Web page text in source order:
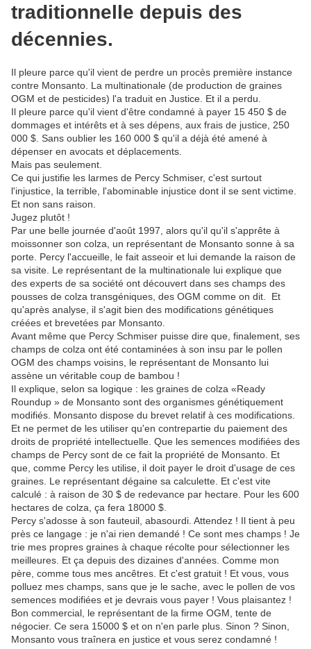
traditionnelle depuis des
décennies.
Il pleure parce qu'il vient de perdre un procès première instance
contre Monsanto. La multinationale (de production de graines
OGM et de pesticides) l'a traduit en Justice. Et il a perdu.
Il pleure parce qu'il vient d'être condamné à payer 15 450 $ de
dommages et intérêts et à ses dépens, aux frais de justice, 250
000 $. Sans oublier les 160 000 $ qu'il a déjà été amené à
dépenser en avocats et déplacements.
Mais pas seulement.
Ce qui justifie les larmes de Percy Schmiser, c'est surtout
l'injustice, la terrible, l'abominable injustice dont il se sent victime.
Et non sans raison.
Jugez plutôt !
Par une belle journée d'août 1997, alors qu'il qu'il s'apprête à
moissonner son colza, un représentant de Monsanto sonne à sa
porte. Percy l'accueille, le fait asseoir et lui demande la raison de
sa visite. Le représentant de la multinationale lui explique que
des experts de sa société ont découvert dans ses champs des
pousses de colza transgéniques, des OGM comme on dit. Et
qu'après analyse, il s'agit bien des modifications génétiques
créées et brevetées par Monsanto.
Avant même que Percy Schmiser puisse dire que, finalement, ses
champs de colza ont été contaminées à son insu par le pollen
OGM des champs voisins, le représentant de Monsanto lui
assène un véritable coup de bambou !
Il explique, selon sa logique : les graines de colza «Ready
Roundup » de Monsanto sont des organismes génétiquement
modifiés. Monsanto dispose du brevet relatif à ces modifications.
Et ne permet de les utiliser qu'en contrepartie du paiement des
droits de propriété intellectuelle. Que les semences modifiées des
champs de Percy sont de ce fait la propriété de Monsanto. Et
que, comme Percy les utilise, il doit payer le droit d'usage de ces
graines. Le représentant dégaine sa calculette. Et c'est vite
calculé : à raison de 30 $ de redevance par hectare. Pour les 600
hectares de colza, ça fera 18000 $.
Percy s'adosse à son fauteuil, abasourdi. Attendez ! Il tient à peu
près ce langage : je n'ai rien demandé ! Ce sont mes champs ! Je
trie mes propres graines à chaque récolte pour sélectionner les
meilleures. Et ça depuis des dizaines d'années. Comme mon
père, comme tous mes ancêtres. Et c'est gratuit ! Et vous, vous
polluez mes champs, sans que je le sache, avec le pollen de vos
semences modifiées et je devrais vous payer ! Vous plaisantez !
Bon commercial, le représentant de la firme OGM, tente de
négocier. Ce sera 15000 $ et on n'en parle plus. Sinon ? Sinon,
Monsanto vous traînera en justice et vous serez condamné !